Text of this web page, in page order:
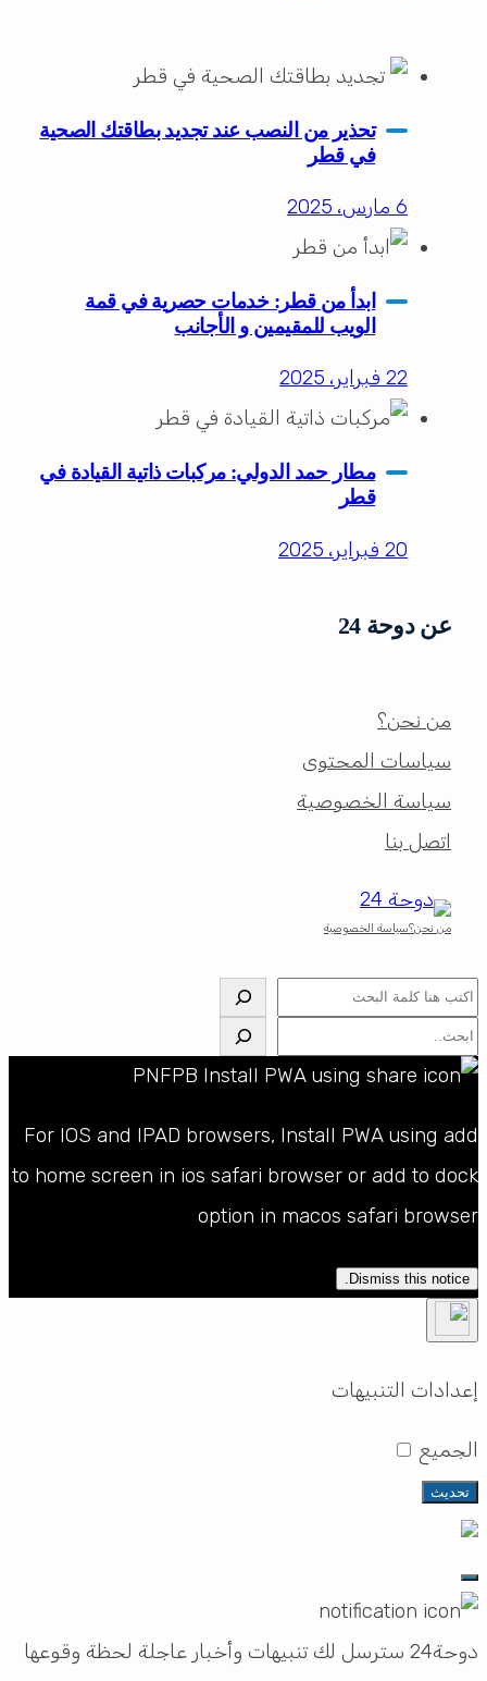
تحذير من النصب عند تجديد بطاقتك الصحية
في قطر
6 مارس، 2025
ابدأ من قطر: خدمات حصرية في قمة
الويب للمقيمين و الأجانب
22 فبراير، 2025
مطار حمد الدولي: مركبات ذاتية القيادة في
قطر
20 فبراير، 2025
عن دوحة 24
من نحن؟
سياسات المحتوى
سياسة الخصوصية
اتصل بنا
من نحن؟سياسة الخصوصية
البحث
البحث
For IOS and IPAD browsers, Install PWA using add
to home screen in ios safari browser or add to dock
option in macos safari browser
Dismiss this notice.
إعدادات التنبيهات
الجميع
تحديث
دوحة24 سترسل لك تنبيهات وأخبار عاجلة لحظة وقوعها